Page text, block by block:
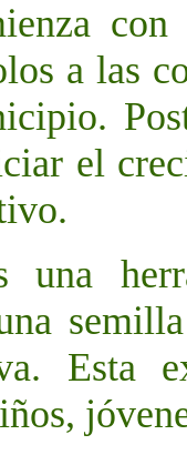
a las
el
una
Esta